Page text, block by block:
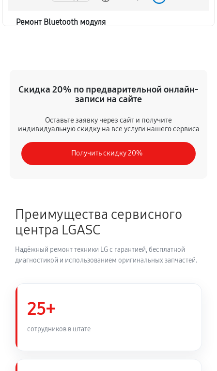
Ремонт Bluetooth модуля
Замена шлейфа аудиосистемы LG LAS750M
50 минут
Замена разъема питания
900 руб 40 минут
Замена динамика аудиосистемы LG LAS750M
1350 руб
Обновление ПО аудиосистемы LG LAS750M
Замена корпуса аудиосистемы LG LAS750M
Скидка 20% по предварительной онлайн-
записи на сайте
Оставьте заявку через сайт и получите
индивидуальную скидку на все услуги нашего сервиса
Получить скидку 20%
Преимущества сервисного
центра LGASC
Надёжный ремонт техники LG с гарантией, бесплатной
диагностикой и использованием оригинальных запчастей.
25+
сотрудников в штате